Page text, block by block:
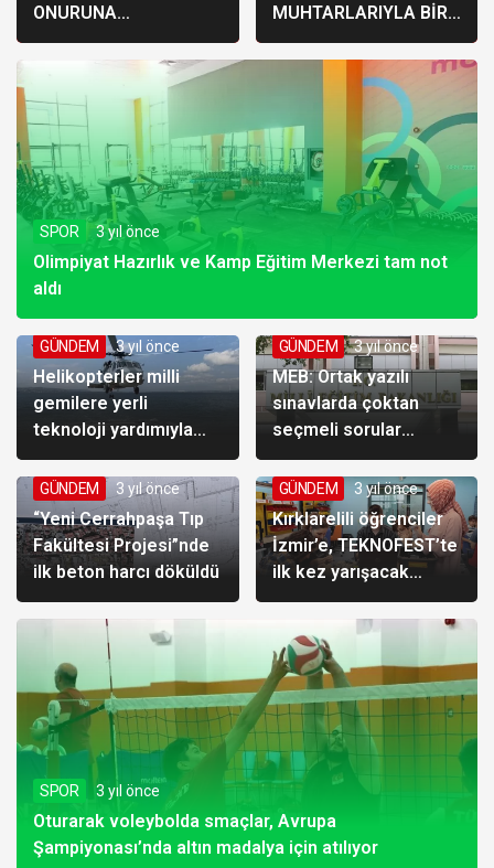
ONURUNA
GERÇEKLEŞTİRİLDİ
MUHTARLARIYLA BİR
ARAYA GELDİ
SPOR 3 yıl önce
Olimpiyat Hazırlık ve Kamp Eğitim Merkezi tam not
aldı
GÜNDEM 3 yıl önce
Helikopterler milli
gemilere yerli
teknoloji yardımıyla
inecek
GÜNDEM 3 yıl önce
MEB: Ortak yazılı
sınavlarda çoktan
seçmeli sorular
kullanılacak
GÜNDEM 3 yıl önce
“Yeni Cerrahpaşa Tıp
Fakültesi Projesi”nde
ilk beton harcı döküldü
GÜNDEM 3 yıl önce
Kırklarelili öğrenciler
İzmir’e, TEKNOFEST’te
ilk kez yarışacak
olmanın heyecanıyla
SPOR 3 yıl önce
Oturarak voleybolda smaçlar, Avrupa
Şampiyonası’nda altın madalya için atılıyor